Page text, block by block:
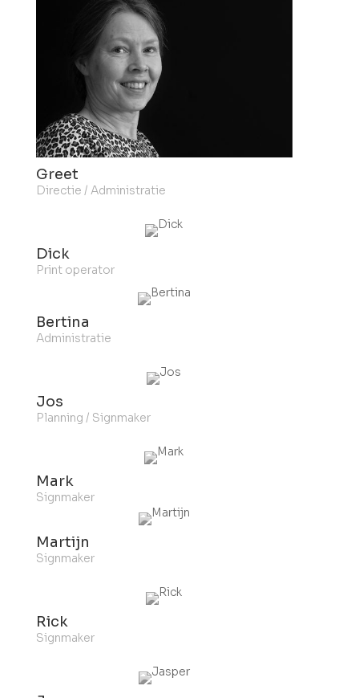
Greet
Directie / Administratie
Dick
Print operator
Bertina
Administratie
Jos
Planning / Signmaker
Mark
Signmaker
Martijn
Signmaker
Rick
Signmaker